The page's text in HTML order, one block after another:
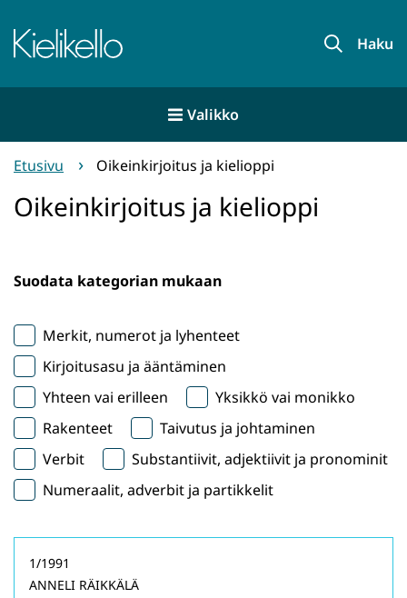
sisältöön
Etusivu Haku
Valikko
Etusivu Oikeinkirjoitus ja kielioppi
Oikeinkirjoitus ja kielioppi
Suodata kategorian mukaan
Merkit, numerot ja lyhenteet
Kirjoitusasu ja ääntäminen
Yhteen vai erilleen
Yksikkö vai monikko
Rakenteet
Taivutus ja johtaminen
Verbit
Substantiivit, adjektiivit ja pronominit
Numeraalit, adverbit ja partikkelit
1/1991
ANNELI RÄIKKÄLÄ